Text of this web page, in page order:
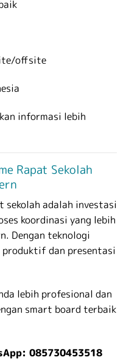
offsite
informasi lebih
Rapat Sekolah
sekolah adalah investasi
koordinasi yang lebih
Dengan teknologi
dan presentasi
lebih profesional dan
smart board terbaik
085730453518